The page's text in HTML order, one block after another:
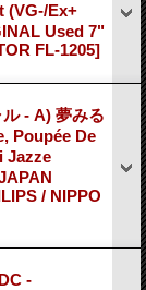
(VG-/Ex+
Used 7"
FL-1205]
- A) 夢みる
Poupée De
Jazze
/ NIPPO
-